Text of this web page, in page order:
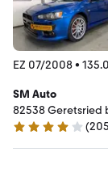
EZ 07/2008•
SM Auto
82538 Geretsried
3.9 Sterne
(205